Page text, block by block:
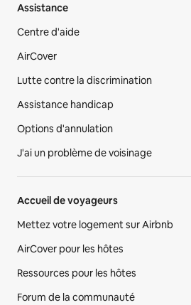
Assistance
Centre d'aide
AirCover
Lutte contre la discrimination
Assistance handicap
Options d'annulation
J'ai un problème de voisinage
Accueil de voyageurs
Mettez votre logement sur Airbnb
AirCover pour les hôtes
Ressources pour les hôtes
Forum de la communauté